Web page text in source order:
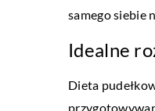
samego siebie
Idealne
Dieta